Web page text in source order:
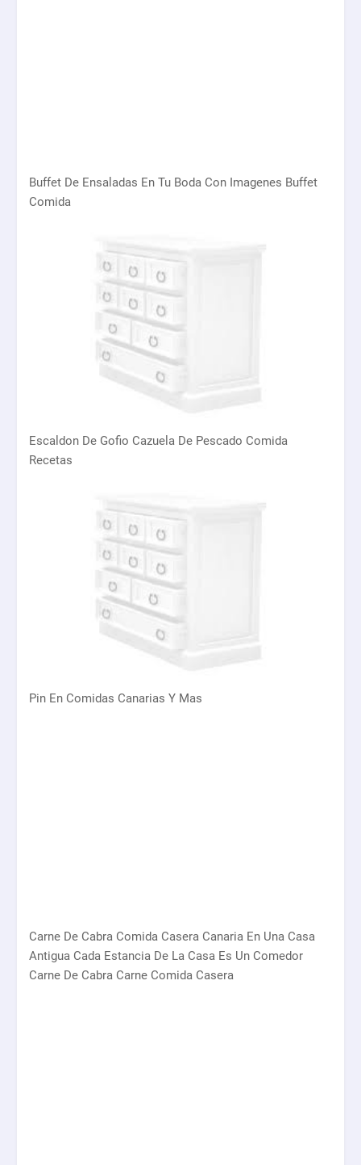
Buffet De Ensaladas En Tu Boda Con Imagenes Buffet
Comida
Escaldon De Gofio Cazuela De Pescado Comida
Recetas
Pin En Comidas Canarias Y Mas
Carne De Cabra Comida Casera Canaria En Una Casa
Antigua Cada Estancia De La Casa Es Un Comedor
Carne De Cabra Carne Comida Casera